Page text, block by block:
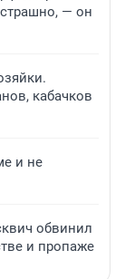
— он
кабачков
и не
обвинил
и пропаже